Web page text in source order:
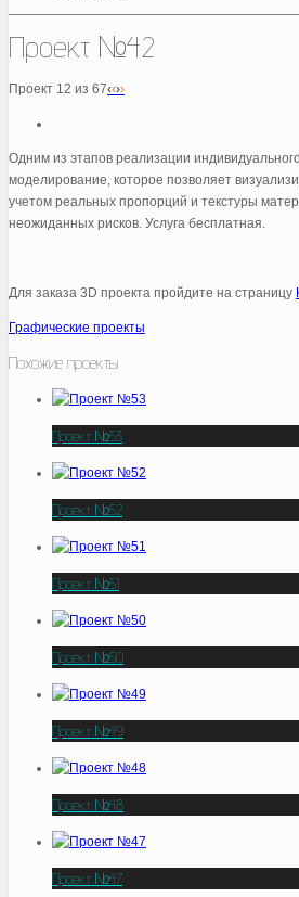
Проект №42
Проект 12 из 67‹‹››
Одним из этапов реализации
моделирование, которое позволяет
учетом реальных пропорций и текстуры
неожиданных рисков. Услуга бесплатная.
Для заказа 3D проекта пройдите на страницу
Графические проекты
Похожие проекты
Проект №53
Проект №52
Проект №51
Проект №50
Проект №49
Проект №48
Проект №47